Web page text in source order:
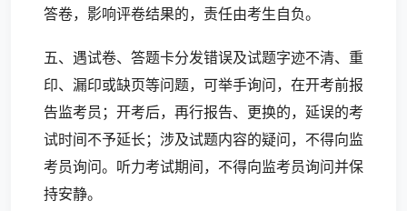
答卷，影响评卷结果的，责任由考生自负。
五、遇试卷、答题卡分发错误及试题字迹不清、重
印、漏印或缺页等问题，可举手询问，在开考前报
告监考员；开考后，再行报告、更换的，延误的考
试时间不予延长；涉及试题内容的疑问，不得向监
考员询问。听力考试期间，不得向监考员询问并保
持安静。